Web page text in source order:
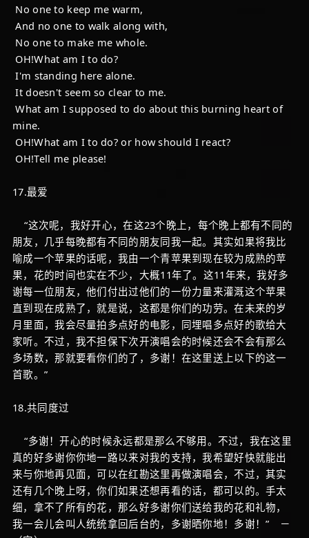
No one to keep me warm,
And no one to walk along with,
No one to make me whole.
OH!What am I to do?
I'm standing here alone.
It doesn't seem so clear to me.
What am I supposed to do about this burning heart of
mine.
OH!What am I to do? or how should I react?
OH!Tell me please!
17.最爱
“这次呢，我好开心，在这23个晚上，每个晚上都有不同的
朋友，几乎每晚都有不同的朋友同我一起。其实如果将我比
喻成一个苹果的话呢，我由一个青苹果到现在较为成熟的苹
果，花的时间也实在不少，大概11年了。这11年来，我好多
谢每一位朋友，他们付出过他们的一份力量来灌溉这个苹果
直到现在成熟了，就是说，这都是你们的功劳。在未来的岁
月里面，我会尽量拍多点好的电影，同埋唱多点好的歌给大
家听。不过，我不担保下次开演唱会的时候还会不会有那么
多场数，那就要看你们的了，多谢！在这里送上以下的这一
首歌。”
18.共同度过
“多谢！开心的时候永远都是那么不够用。不过，我在这里
真的好多谢你你地一路以来对我的支持，我希望好快就能出
来与你地再见面，可以在红勘这里再做演唱会，不过，其实
还有几个晚上呀，你们如果还想再看的话，都可以的。手太
细，拿不了所有的花，那么好多谢你们送给我的花和礼物，
我一会儿会叫人统统拿回后台的，多谢晒你地！多谢！” －